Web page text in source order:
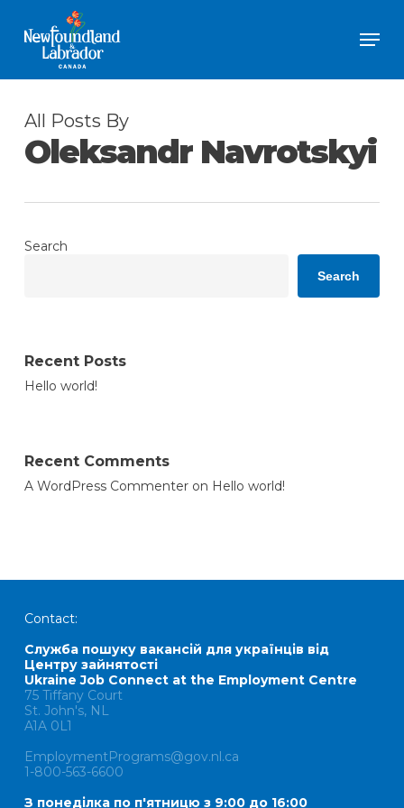
content
All Posts By
Oleksandr Navrotskyi
Search
Search
Recent Posts
Hello world!
Recent Comments
A WordPress Commenteron Hello world!
Contact:
Служба пошуку вакансій для українців від
Центру зайнятості
Ukraine Job Connect at the Employment Centre
75 Tiffany Court
St. John's, NL
A1A 0L1
EmploymentPrograms@gov.nl.ca
1-800-563-6600
З понеділка по п'ятницю з 9:00 до 16:00
Menu